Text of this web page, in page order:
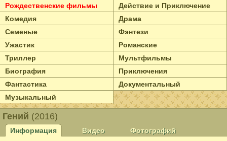
Рождественские фильмы
Действие и Приключение
Комедия
Драма
Семеные
Фэнтези
Ужастик
Романские
Триллер
Мультфильмы
Биография
Приключения
Фантастика
Документальный
Музыкальный
Гений (2016)
Информация Видео Фотографий